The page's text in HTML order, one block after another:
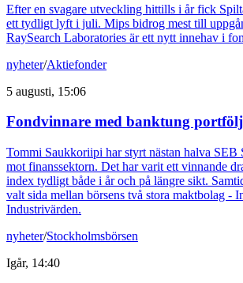
Efter en svagare utveckling hittills i år fick
ett tydligt lyft i juli. Mips bidrog mest till
RaySearch Laboratories är ett nytt innehav i
nyheter/Aktiefonder
5 augusti, 15:06
Fondvinnare med banktung portfölj
Tommi Saukkoriipi har styrt nästan halva SEB
mot finanssektorn. Det har varit ett vinnande
index tydligt både i år och på längre sikt.
valt sida mellan börsens två stora maktbolag -
Industrivärden.
nyheter/Stockholmsbörsen
Igår, 14:40